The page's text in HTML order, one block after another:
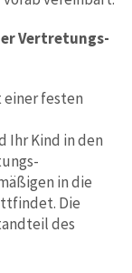
Vertretungs-
festen
Ihr Kind in den
in die
Die
des